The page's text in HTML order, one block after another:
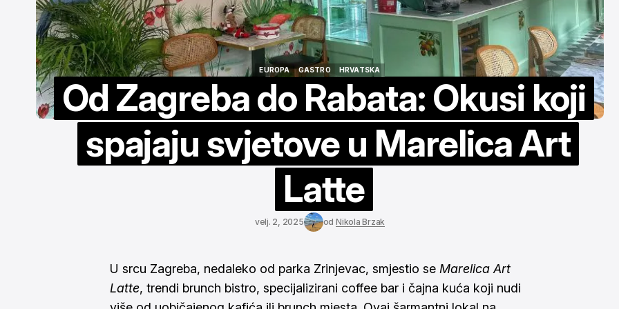
EUROPA
GASTRO
HRVATSKA
Od Zagreba do Rabata: Okusi koji
spajaju svjetove u Marelica Art
Latte
velj. 2, 2025 od Nikola Brzak
U srcu Zagreba, nedaleko od parka Zrinjevac, smjestio se Marelica Art
Latte, trendi brunch bistro, specijalizirani coffee bar i čajna kuća koji nudi
interaktivna
više
tra. 13, 2026